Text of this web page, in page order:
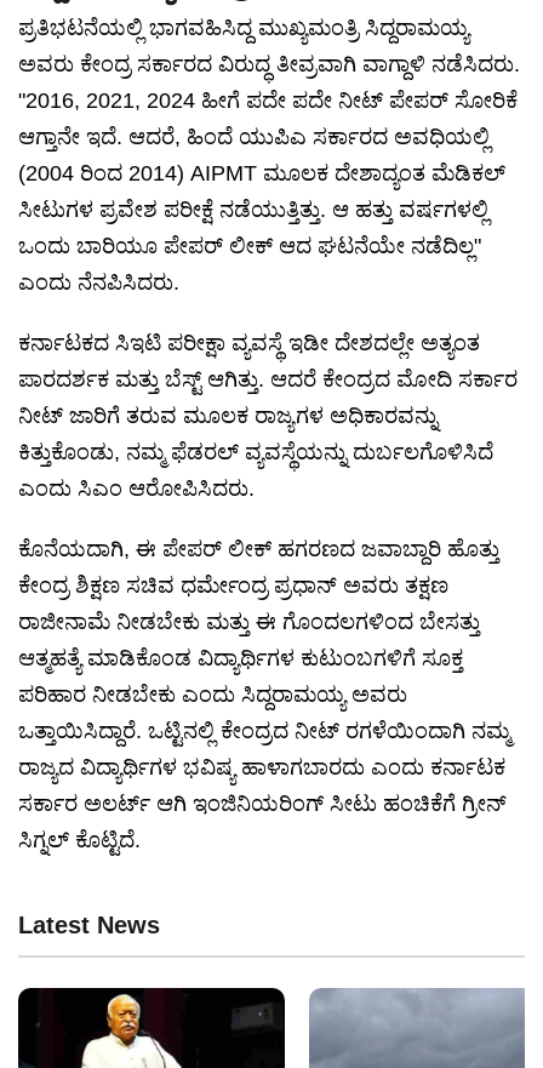
ಪ್ರತಿಭಟನೆಯಲ್ಲಿ ಭಾಗವಹಿಸಿದ್ದ ಮುಖ್ಯಮಂತ್ರಿ ಸಿದ್ದರಾಮಯ್ಯ
ಅವರು ಕೇಂದ್ರ ಸರ್ಕಾರದ ವಿರುದ್ಧ ತೀವ್ರವಾಗಿ ವಾಗ್ದಾಳಿ ನಡೆಸಿದರು.
"2016, 2021, 2024 ಹೀಗೆ ಪದೇ ಪದೇ ನೀಟ್ ಪೇಪರ್ ಸೋರಿಕೆ
ಆಗ್ತಾನೇ ಇದೆ. ಆದರೆ, ಹಿಂದೆ ಯುಪಿಎ ಸರ್ಕಾರದ ಅವಧಿಯಲ್ಲಿ
(2004 ರಿಂದ 2014) AIPMT ಮೂಲಕ ದೇಶಾದ್ಯಂತ ಮೆಡಿಕಲ್
ಸೀಟುಗಳ ಪ್ರವೇಶ ಪರೀಕ್ಷೆ ನಡೆಯುತ್ತಿತ್ತು. ಆ ಹತ್ತು ವರ್ಷಗಳಲ್ಲಿ
ಒಂದು ಬಾರಿಯೂ ಪೇಪರ್ ಲೀಕ್ ಆದ ಘಟನೆಯೇ ನಡೆದಿಲ್ಲ"
ಎಂದು ನೆನಪಿಸಿದರು.
ಕರ್ನಾಟಕದ ಸಿಇಟಿ ಪರೀಕ್ಷಾ ವ್ಯವಸ್ಥೆ ಇಡೀ ದೇಶದಲ್ಲೇ ಅತ್ಯಂತ
ಪಾರದರ್ಶಕ ಮತ್ತು ಬೆಸ್ಟ್ ಆಗಿತ್ತು. ಆದರೆ ಕೇಂದ್ರದ ಮೋದಿ ಸರ್ಕಾರ
ನೀಟ್ ಜಾರಿಗೆ ತರುವ ಮೂಲಕ ರಾಜ್ಯಗಳ ಅಧಿಕಾರವನ್ನು
ಕಿತ್ತುಕೊಂಡು, ನಮ್ಮ ಫೆಡರಲ್ ವ್ಯವಸ್ಥೆಯನ್ನು ದುರ್ಬಲಗೊಳಿಸಿದೆ
ಎಂದು ಸಿಎಂ ಆರೋಪಿಸಿದರು.
ಕೊನೆಯದಾಗಿ, ಈ ಪೇಪರ್ ಲೀಕ್ ಹಗರಣದ ಜವಾಬ್ದಾರಿ ಹೊತ್ತು
ಕೇಂದ್ರ ಶಿಕ್ಷಣ ಸಚಿವ ಧರ್ಮೇಂದ್ರ ಪ್ರಧಾನ್ ಅವರು ತಕ್ಷಣ
ರಾಜೀನಾಮೆ ನೀಡಬೇಕು ಮತ್ತು ಈ ಗೊಂದಲಗಳಿಂದ ಬೇಸತ್ತು
ಆತ್ಮಹತ್ಯೆ ಮಾಡಿಕೊಂಡ ವಿದ್ಯಾರ್ಥಿಗಳ ಕುಟುಂಬಗಳಿಗೆ ಸೂಕ್ತ
ಪರಿಹಾರ ನೀಡಬೇಕು ಎಂದು ಸಿದ್ದರಾಮಯ್ಯ ಅವರು
ಒತ್ತಾಯಿಸಿದ್ದಾರೆ. ಒಟ್ಟಿನಲ್ಲಿ ಕೇಂದ್ರದ ನೀಟ್ ರಗಳೆಯಿಂದಾಗಿ ನಮ್ಮ
ರಾಜ್ಯದ ವಿದ್ಯಾರ್ಥಿಗಳ ಭವಿಷ್ಯ ಹಾಳಾಗಬಾರದು ಎಂದು ಕರ್ನಾಟಕ
ಸರ್ಕಾರ ಅಲರ್ಟ್ ಆಗಿ ಇಂಜಿನಿಯರಿಂಗ್ ಸೀಟು ಹಂಚಿಕೆಗೆ ಗ್ರೀನ್
ಸಿಗ್ನಲ್ ಕೊಟ್ಟಿದೆ.
Latest News